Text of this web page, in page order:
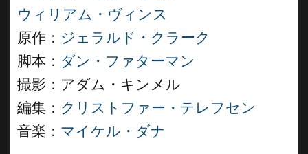
ウィリアム・ヴィンス
原作： ジェラルド・クラーク
脚本： ダン・ファターマン
撮影：アダム・キンメル
編集： クリストファー・テレフセン
音楽： マイケル・ダナ